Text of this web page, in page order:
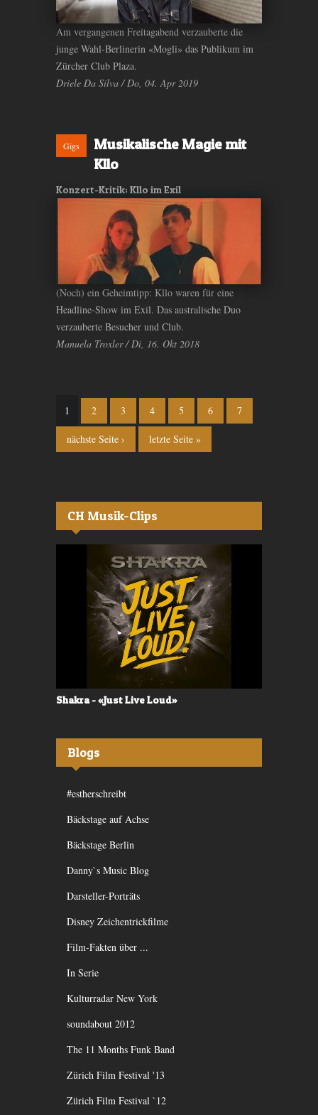
Am vergangenen Freitagabend verzauberte die
junge Wahl-Berlinerin «Mogli» das Publikum im
Zürcher Club Plaza.
Driele Da Silva / Do, 04. Apr 2019
Gigs
Musikalische Magie mit
Kllo
Konzert-Kritik: Kllo im Exil
(Noch) ein Geheimtipp: Kllo waren für eine
Headline-Show im Exil. Das australische Duo
verzauberte Besucher und Club.
Manuela Troxler / Di, 16. Okt 2018
Seiten
1 2 3 4 5 6 7
nächste Seite › letzte Seite »
CH Musik-Clips
Shakra - «Just Live Loud»
Blogs
#estherschreibt
Bäckstage auf Achse
Bäckstage Berlin
Danny`s Music Blog
Darsteller-Porträts
Disney Zeichentrickfilme
Film-Fakten über ...
In Serie
Kulturradar New York
soundabout 2012
The 11 Months Funk Band
Zürich Film Festival '13
Zürich Film Festival `12